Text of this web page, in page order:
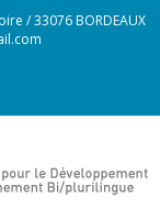
/ 33076 BORDEAUX